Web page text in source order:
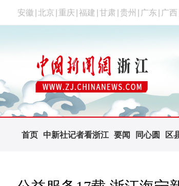
安徽 北京 重庆 福建 甘肃 贵州 广东 广西
首页 中新社记者看浙江 要闻 同心圆 区